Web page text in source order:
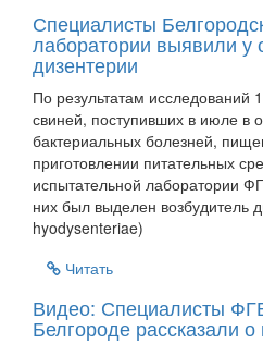
Специалисты
лаборатории выявили у
дизентерии
По результатам исследований
свиней, поступивших в июле в
бактериальных болезней,
приготовлении питательных
испытательной лаборатории
них был выделен возбудитель
hyodysenteriae)
Читать
Видео: Специалисты
Белгороде рассказали о